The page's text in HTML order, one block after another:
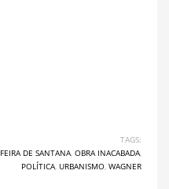
TAGS:
FEIRA DE SANTANA OBRA INACABADA
POLÍTICA URBANISMO WAGNER